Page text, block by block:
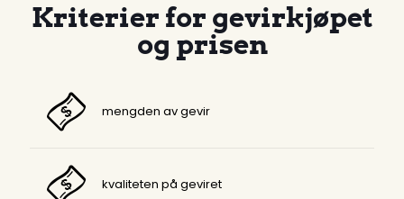
Kriterier for gevirkjøpet
og prisen
mengden av gevir
kvaliteten på geviret